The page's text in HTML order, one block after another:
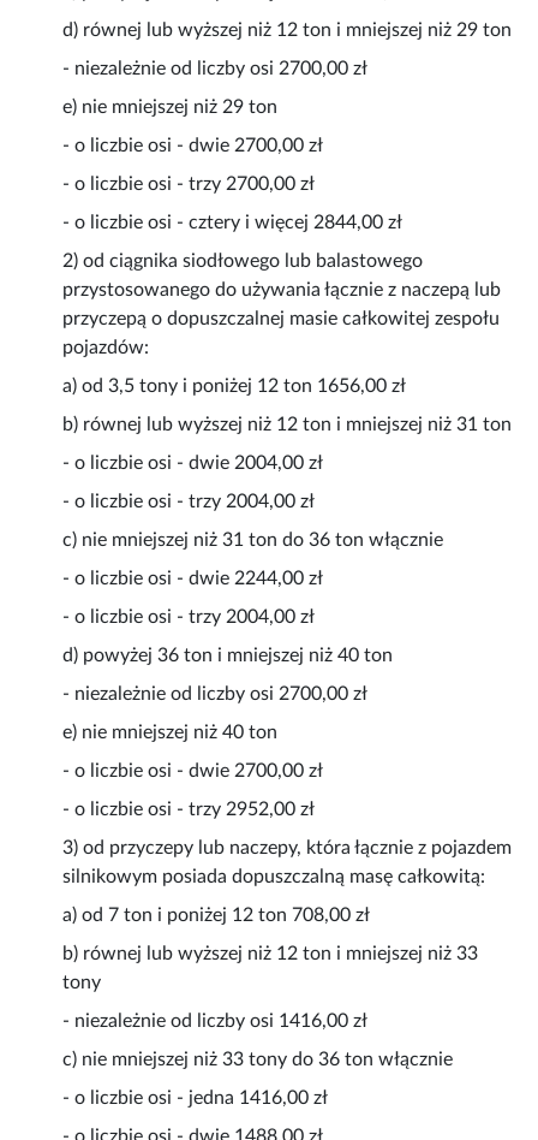
d) równej lub wyższej niż 12 ton i mniejszej niż 29 ton
- niezależnie od liczby osi 2700,00 zł
e) nie mniejszej niż 29 ton
- o liczbie osi - dwie 2700,00 zł
- o liczbie osi - trzy 2700,00 zł
- o liczbie osi - cztery i więcej 2844,00 zł
2) od ciągnika siodłowego lub balastowego
przystosowanego do używania łącznie z naczepą lub
przyczepą o dopuszczalnej masie całkowitej zespołu
pojazdów:
a) od 3,5 tony i poniżej 12 ton 1656,00 zł
b) równej lub wyższej niż 12 ton i mniejszej niż 31 ton
- o liczbie osi - dwie 2004,00 zł
- o liczbie osi - trzy 2004,00 zł
c) nie mniejszej niż 31 ton do 36 ton włącznie
- o liczbie osi - dwie 2244,00 zł
- o liczbie osi - trzy 2004,00 zł
d) powyżej 36 ton i mniejszej niż 40 ton
- niezależnie od liczby osi 2700,00 zł
e) nie mniejszej niż 40 ton
- o liczbie osi - dwie 2700,00 zł
- o liczbie osi - trzy 2952,00 zł
3) od przyczepy lub naczepy, która łącznie z pojazdem
silnikowym posiada dopuszczalną masę całkowitą:
a) od 7 ton i poniżej 12 ton 708,00 zł
b) równej lub wyższej niż 12 ton i mniejszej niż 33
tony
- niezależnie od liczby osi 1416,00 zł
c) nie mniejszej niż 33 tony do 36 ton włącznie
- o liczbie osi - jedna 1416,00 zł